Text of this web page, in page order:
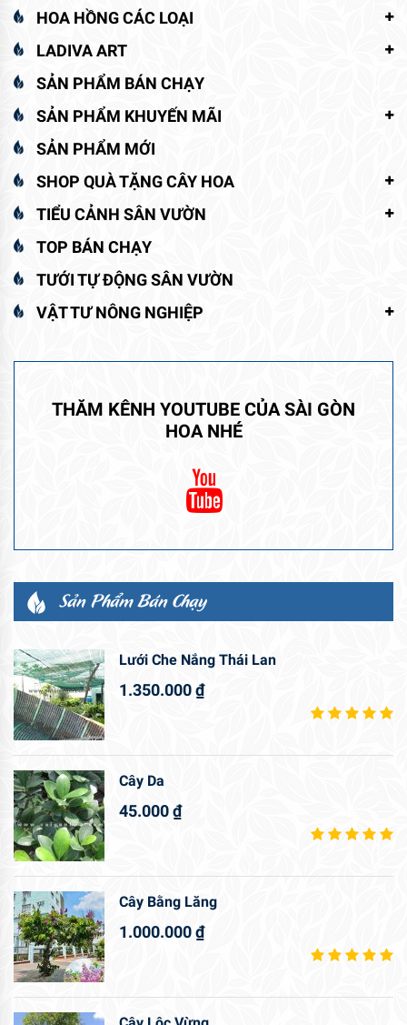
HOA HỒNG CÁC LOẠI
LADIVA ART
SẢN PHẨM BÁN CHẠY
SẢN PHẨM KHUYẾN MÃI
SẢN PHẨM MỚI
SHOP QUÀ TẶNG CÂY HOA
TIỂU CẢNH SÂN VƯỜN
TOP BÁN CHẠY
TƯỚI TỰ ĐỘNG SÂN VƯỜN
VẬT TƯ NÔNG NGHIỆP
THĂM KÊNH YOUTUBE CỦA SÀI GÒN
HOA NHÉ
Sản Phẩm Bán Chạy
Lưới Che Nắng Thái Lan
1.350.000₫
Cây Da
45.000₫
Cây Bằng Lăng
1.000.000₫